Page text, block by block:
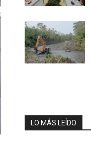
LO MÁS LEÍDO